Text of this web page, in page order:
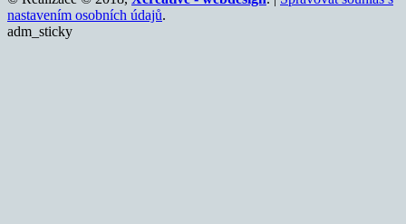
nastavením osobních údajů.
adm_sticky